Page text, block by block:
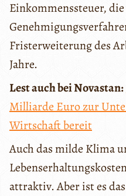
Einkommenssteuer,
Fristerweiterung des
Jahre.
Lest auch bei Novastan:
Milliarde Euro zur
Wirtschaft bereit
Auch das milde Klima
attraktiv. Aber ist es